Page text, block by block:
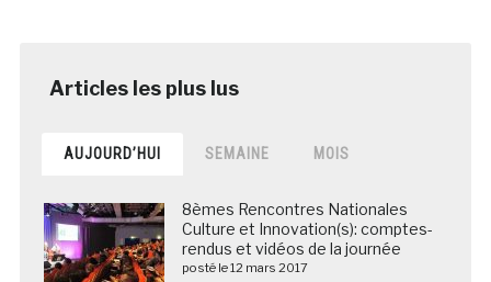
AUJOURD’HUI SEMAINE MOIS
8èmes Rencontres Nationales
Culture et Innovation(s): comptes-
rendus et vidéos de la journée
posté le 12 mars 2017